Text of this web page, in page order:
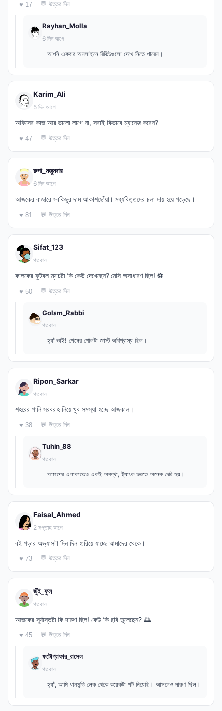
♥ 17 💬 উত্তর দিন
Rayhan_Molla
6 দিন আগে
আপনি একবার অনলাইনে রিভিউগুলো দেখে নিতে পারেন।
Karim_Ali
5 দিন আগে
অফিসের কাজ আর ভালো লাগে না, সবাই কিভাবে ম্যানেজ করেন?
♥ 47 💬 উত্তর দিন
রুপা_মজুমদার
6 দিন আগে
আজকের বাজারে সবকিছুর দাম আকাশছোঁয়া। মধ্যবিত্তদের চলা দায় হয়ে পড়েছে।
♥ 81 💬 উত্তর দিন
Sifat_123
গতকাল
কালকের ফুটবল ম্যাচটা কি কেউ দেখেছেন? মেসি অসাধারণ ছিল! ⚽
♥ 50 💬 উত্তর দিন
Golam_Rabbi
গতকাল
হ্যাঁ ভাই! শেষের গোলটা জাস্ট অবিশ্বাস্য ছিল।
Ripon_Sarkar
গতকাল
শহরের পানি সরবরাহ নিয়ে খুব সমস্যা হচ্ছে আজকাল।
♥ 38 💬 উত্তর দিন
Tuhin_88
গতকাল
আমাদের এলাকাতেও একই অবস্থা, ট্যাংক ভরতে অনেক দেরি হয়।
Faisal_Ahmed
2 সপ্তাহ আগে
বই পড়ার অভ্যাসটা দিন দিন হারিয়ে যাচ্ছে আমাদের থেকে।
♥ 73 💬 উত্তর দিন
জুঁই_ফুল
গতকাল
আজকের সূর্যাস্তটা কি দারুণ ছিল! কেউ কি ছবি তুলেছেন? 🌅
♥ 45 💬 উত্তর দিন
ফটোগ্রাফার_রাসেল
গতকাল
হ্যাঁ, আমি ধানমন্ডি লেক থেকে কয়েকটা শট নিয়েছি। আসলেও দারুণ ছিল।